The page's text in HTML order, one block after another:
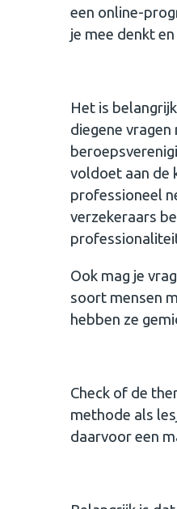
een online-
je mee denkt
Het is
diegene
voldoet aan de
professioneel
verzekeraars
Ook mag je
soort mensen
hebben ze
Check of de
methode als
daarvoor een